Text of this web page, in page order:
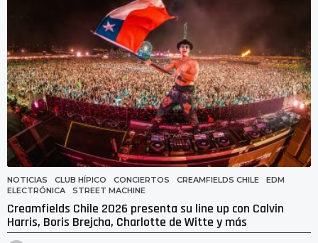
NOTICIAS CLUB HÍPICO ,CONCIERTOS ,CREAMFIELDS CHILE ,EDM
ELECTRÓNICA
,STREET MACHINE
Creamfields Chile 2026 presenta su line up con Calvin
Harris, Boris Brejcha, Charlotte de Witte y más